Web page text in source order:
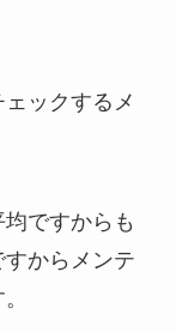
ックするメ
ですからも
からメンテ